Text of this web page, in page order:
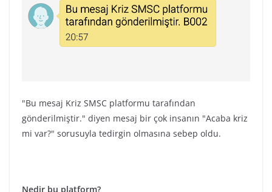
"Bu mesaj Kriz SMSC platformu tarafından
gönderilmiştir." diyen mesaj bir çok insanın "Acaba kriz
mi var?" sorusuyla tedirgin olmasına sebep oldu.
Nedir bu platform?